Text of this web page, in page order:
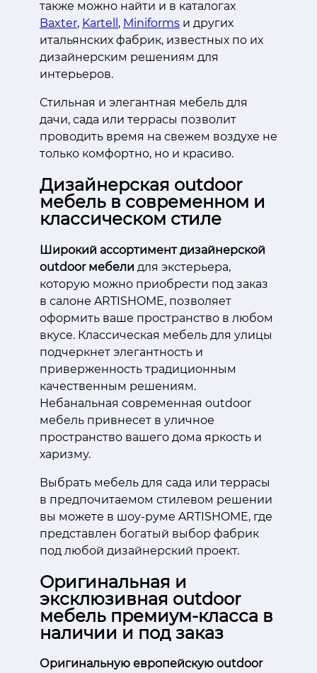
также можно найти и в каталогах
Baxter, Kartell , Miniforms и других
итальянских фабрик, известных по их
дизайнерским решениям для
интерьеров.
Стильная и элегантная мебель для
дачи, сада или террасы позволит
проводить время на свежем воздухе не
только комфортно, но и красиво.
Дизайнерская outdoor
мебель в современном и
классическом стиле
Широкий ассортимент дизайнерской
outdoor мебели для экстерьера,
которую можно приобрести под заказ
в салоне ARTISHOME, позволяет
оформить ваше пространство в любом
вкусе. Классическая мебель для улицы
подчеркнет элегантность и
приверженность традиционным
качественным решениям.
Небанальная современная outdoor
мебель привнесет в уличное
пространство вашего дома яркость и
харизму.
Выбрать мебель для сада или террасы
в предпочитаемом стилевом решении
вы можете в шоу-руме ARTISHOME, где
представлен богатый выбор фабрик
под любой дизайнерский проект.
Оригинальная и
эксклюзивная outdoor
мебель премиум-класса в
наличии и под заказ
Оригинальную европейскую outdoor